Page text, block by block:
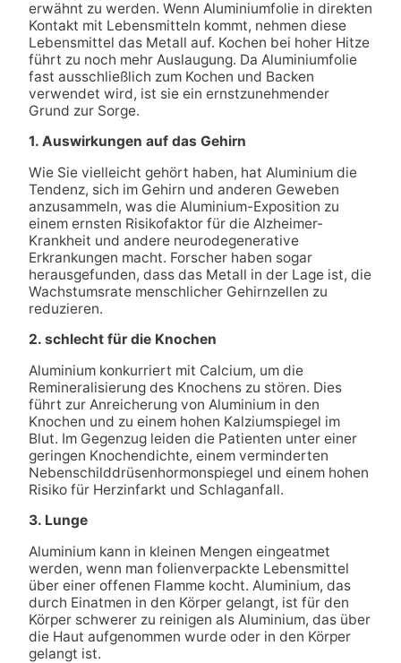
erwähnt zu werden. Wenn Aluminiumfolie in direkten
Kontakt mit Lebensmitteln kommt, nehmen diese
Lebensmittel das Metall auf. Kochen bei hoher Hitze
führt zu noch mehr Auslaugung. Da Aluminiumfolie
fast ausschließlich zum Kochen und Backen
verwendet wird, ist sie ein ernstzunehmender
Grund zur Sorge.
1. Auswirkungen auf das Gehirn
Wie Sie vielleicht gehört haben, hat Aluminium die
Tendenz, sich im Gehirn und anderen Geweben
anzusammeln, was die Aluminium-Exposition zu
einem ernsten Risikofaktor für die Alzheimer-
Krankheit und andere neurodegenerative
Erkrankungen macht. Forscher haben sogar
herausgefunden, dass das Metall in der Lage ist, die
Wachstumsrate menschlicher Gehirnzellen zu
reduzieren.
2. schlecht für die Knochen
Aluminium konkurriert mit Calcium, um die
Remineralisierung des Knochens zu stören. Dies
führt zur Anreicherung von Aluminium in den
Knochen und zu einem hohen Kalziumspiegel im
Blut. Im Gegenzug leiden die Patienten unter einer
geringen Knochendichte, einem verminderten
Nebenschilddrüsenhormonspiegel und einem hohen
Risiko für Herzinfarkt und Schlaganfall.
3. Lunge
Aluminium kann in kleinen Mengen eingeatmet
werden, wenn man folienverpackte Lebensmittel
über einer offenen Flamme kocht. Aluminium, das
durch Einatmen in den Körper gelangt, ist für den
Körper schwerer zu reinigen als Aluminium, das über
die Haut aufgenommen wurde oder in den Körper
gelangt ist.